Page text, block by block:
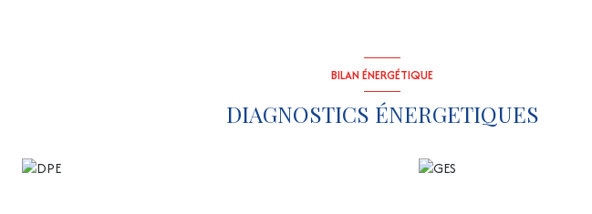
BILAN ÉNERGÉTIQUE
DIAGNOSTICS ÉNERGETIQUES